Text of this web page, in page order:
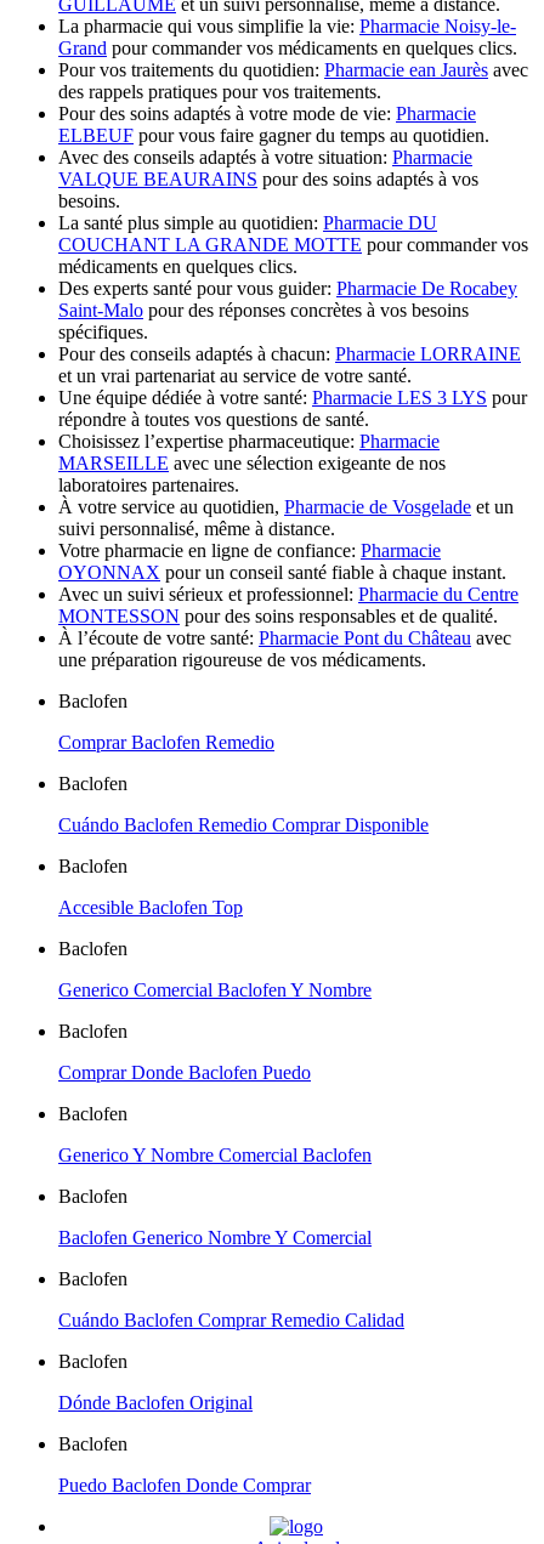
GUILLAUME et un suivi personnalisé, même à distance.
La pharmacie qui vous simplifie la vie: Pharmacie Noisy-le-
Grand pour commander vos médicaments en quelques clics.
Pour vos traitements du quotidien: Pharmacie ean Jaurès avec
des rappels pratiques pour vos traitements.
Pour des soins adaptés à votre mode de vie: Pharmacie
ELBEUF pour vous faire gagner du temps au quotidien.
Avec des conseils adaptés à votre situation: Pharmacie
VALQUE BEAURAINS pour des soins adaptés à vos
besoins.
La santé plus simple au quotidien: Pharmacie DU
COUCHANT LA GRANDE MOTTE pour commander vos
médicaments en quelques clics.
Des experts santé pour vous guider: Pharmacie De Rocabey
Saint-Malo pour des réponses concrètes à vos besoins
spécifiques.
Pour des conseils adaptés à chacun: Pharmacie LORRAINE
et un vrai partenariat au service de votre santé.
Une équipe dédiée à votre santé: Pharmacie LES 3 LYS pour
répondre à toutes vos questions de santé.
Choisissez l’expertise pharmaceutique: Pharmacie
MARSEILLE avec une sélection exigeante de nos
laboratoires partenaires.
À votre service au quotidien, Pharmacie de Vosgelade et un
suivi personnalisé, même à distance.
Votre pharmacie en ligne de confiance: Pharmacie
OYONNAX pour un conseil santé fiable à chaque instant.
Avec un suivi sérieux et professionnel: Pharmacie du Centre
MONTESSON pour des soins responsables et de qualité.
À l’écoute de votre santé: Pharmacie Pont du Château avec
une préparation rigoureuse de vos médicaments.
Baclofen
Comprar Baclofen Remedio
Baclofen
Cuándo Baclofen Remedio Comprar Disponible
Baclofen
Accesible Baclofen Top
Baclofen
Generico Comercial Baclofen Y Nombre
Baclofen
Comprar Donde Baclofen Puedo
Baclofen
Generico Y Nombre Comercial Baclofen
Baclofen
Baclofen Generico Nombre Y Comercial
Baclofen
Cuándo Baclofen Comprar Remedio Calidad
Baclofen
Dónde Baclofen Original
Baclofen
Puedo Baclofen Donde Comprar